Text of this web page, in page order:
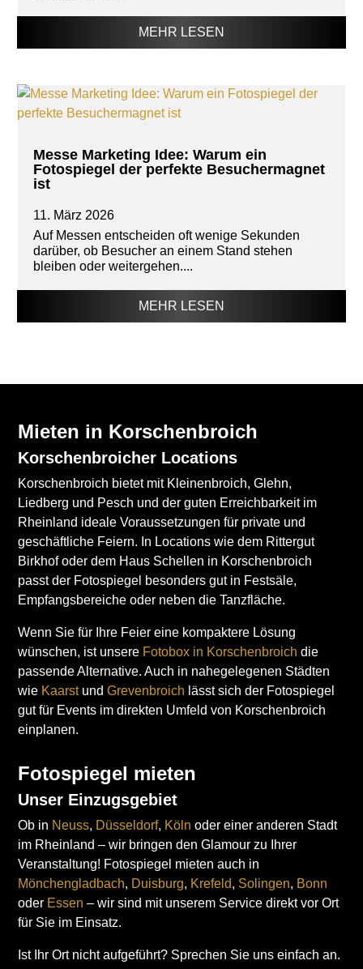
MEHR LESEN
Messe Marketing Idee: Warum ein
Fotospiegel der perfekte Besuchermagnet
ist
11. März 2026
Auf Messen entscheiden oft wenige Sekunden
darüber, ob Besucher an einem Stand stehen
bleiben oder weitergehen....
MEHR LESEN
Mieten in Korschenbroich
Korschenbroicher Locations
Korschenbroich bietet mit Kleinenbroich, Glehn,
Liedberg und Pesch und der guten Erreichbarkeit im
Rheinland ideale Voraussetzungen für private und
geschäftliche Feiern. In Locations wie dem Rittergut
Birkhof oder dem Haus Schellen in Korschenbroich
passt der Fotospiegel besonders gut in Festsäle,
Empfangsbereiche oder neben die Tanzfläche.
Wenn Sie für Ihre Feier eine kompaktere Lösung
wünschen, ist unsere Fotobox in Korschenbroich die
passende Alternative. Auch in nahegelegenen Städten
wie KaarstundGrevenbroich lässt sich der Fotospiegel
gut für Events im direkten Umfeld von Korschenbroich
einplanen.
Fotospiegel mieten
Unser Einzugsgebiet
Ob in Neuss, Düsseldorf, Köln oder einer anderen Stadt
im Rheinland – wir bringen den Glamour zu Ihrer
Veranstaltung! Fotospiegel mieten auch in
Mönchengladbach, Duisburg, Krefeld, Solingen, Bonn
oder Essen – wir sind mit unserem Service direkt vor Ort
für Sie im Einsatz.
Ist Ihr Ort nicht aufgeführt? Sprechen Sie uns einfach an.